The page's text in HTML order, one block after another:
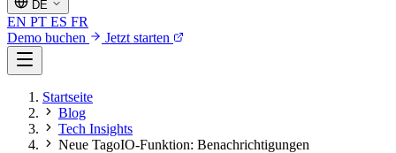
DE
EN PT ES FR
Demo buchen
Jetzt starten
Startseite
Blog
Tech Insights
Neue TagoIO-Funktion: Benachrichtigungen